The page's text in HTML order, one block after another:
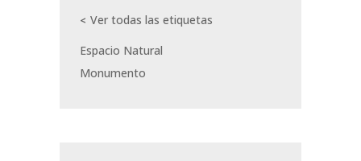
Ver todas las etiquetas
Espacio Natural
Monumento